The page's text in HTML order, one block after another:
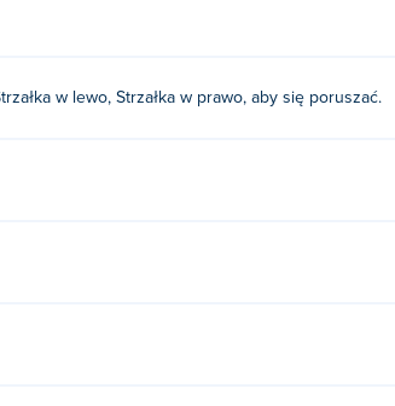
w lewo, Strzałka w prawo, aby się poruszać.